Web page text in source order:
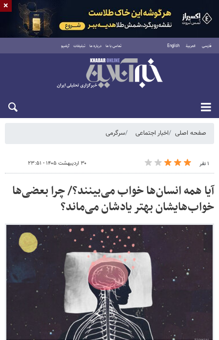
فارسی العربية English تماس با ما درباره ما تبلیغات آرشیو
شنبه ۱۷ مرداد ۱۴۰۵
صفحه اصلی اخبار اجتماعی سرگرمی
۱ نفر ۳۰ اردیبهشت ۱۴۰۵ - ۲۳:۵۱
آیا همه انسان‌ها خواب می‌بینند؟/ چرا بعضی‌ها
خواب‌هایشان بهتر یادشان می‌ماند؟
×